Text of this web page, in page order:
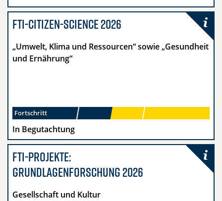
FTI-Citizen-Science 2026 - „Umwelt, Klima
„Umwelt, Klima und Ressourcen“ sowie „Gesundheit
und Ernährung“
Fortschritt
In Begutachtung
FTI-Projekte:
Grundlagenforschung 2026 - Gesellschaft
Gesellschaft und Kultur